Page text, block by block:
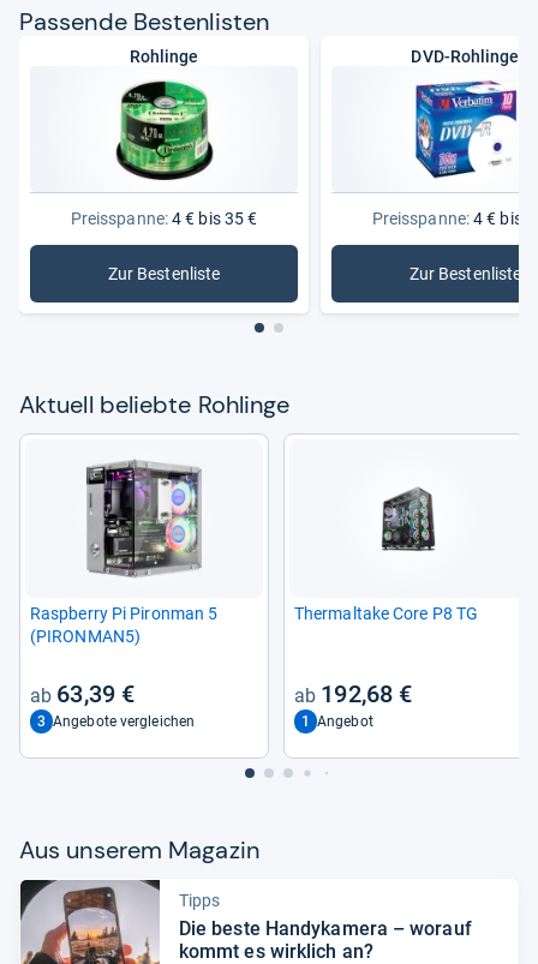
Pas­sende Bes­ten­lis­ten
Rohlinge
Preisspanne:4 € bis 35 €
Zur Bestenliste
: Rohlinge
DVD-Rohlinge
Preisspanne:4 € bis
Zur Bestenliste
: DVD-
Aktu­ell beliebte Roh­linge
Raspberry Pi Piron­man 5
(PIRON­MAN5)
63,39 €
3 Angebote vergleichen
Ther­mal­take Core P8 TG
192,68 €
1 Angebot
Aus unse­rem Maga­zin
Tipps
Die beste Han­dy­ka­mera – wor­auf
kommt es wirk­lich an?